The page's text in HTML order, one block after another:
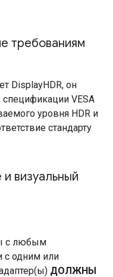
требованиям
DisplayHDR, он
спецификации VESA
уровня HDR и
стандарту
визуальный
с любым
с одним или
ДОЛЖНЫ